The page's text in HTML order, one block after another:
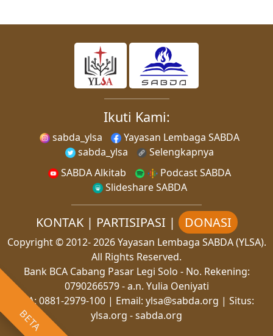
BETA
Ikuti Kami:
sabda_ylsa
Yayasan Lembaga SABDA
sabda_ylsa
Selengkapnya
SABDA Alkitab
Podcast SABDA
Slideshare SABDA
KONTAK| PARTISIPASI | DONASI
Copyright© 2012-2026Yayasan Lembaga SABDA (YLSA).
All Rights Reserved.
Bank BCA Cabang Pasar Legi Solo - No. Rekening:
0790266579 - a.n. Yulia Oeniyati
WA: 0881-2979-100| Email: ylsa@sabda.org | Situs:
ylsa.org -sabda.org